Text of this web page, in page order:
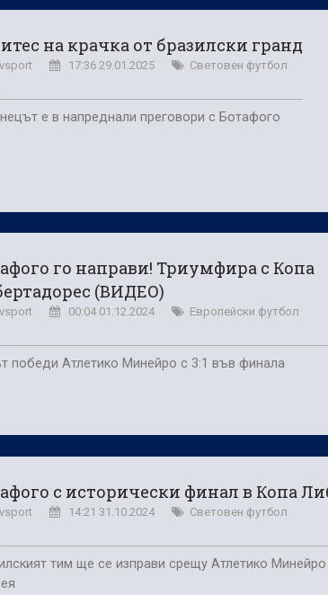
на крачка от бразилски гранд
17:36 29.01.2025 Световен футбол
е в напреднали преговори с Ботафого
го направи! Триумфира с Копа
(ВИДЕО)
00:04 01.12.2024 Европейски футбол
победи Атлетико Минейро с 3:1 във финала
с исторически финал в Копа
14:21 31.10.2024 Световен футбол
тим ще се изправи срещу Атлетико